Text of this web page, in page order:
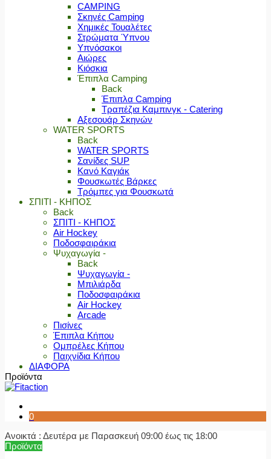
CAMPING
Σκηνές Camping
Χημικές Τουαλέτες
Στρώματα Ύπνου
Υπνόσακοι
Αιώρες
Κιόσκια
Έπιπλα Camping
Back
Έπιπλα Camping
Τραπέζια Καμπινγκ - Catering
Αξεσουάρ Σκηνών
WATER SPORTS
Back
WATER SPORTS
Σανίδες SUP
Κανό Καγιάκ
Φουσκωτές Βάρκες
Τρόμπες για Φουσκωτά
ΣΠΙΤΙ - ΚΗΠΟΣ
Back
ΣΠΙΤΙ - ΚΗΠΟΣ
Air Hockey
Ποδοσφαιράκια
Ψυχαγωγία -
Back
Ψυχαγωγία -
Μπιλιάρδα
Ποδοσφαιράκια
Air Hockey
Arcade
Πισίνες
Έπιπλα Κήπου
Ομπρέλες Κήπου
Παιχνίδια Κήπου
ΔΙΑΦΟΡΑ
Προϊόντα
0
Ανοικτά : Δευτέρα με Παρασκευή 09:00 έως τις 18:00
Προϊόντα